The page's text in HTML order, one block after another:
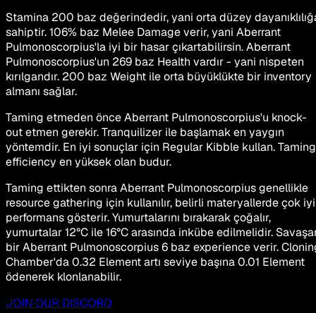
Stamina 200 baz değerindedir, yani orta düzey
sahiptir. 106% baz Melee Damage verir, yani Aberrant
Pulmonoscorpius'la iyi bir hasar çıkartabilirsin. Aberrant
Pulmonoscorpius'un 269 baz Health vardır - yani nispeten
kırılgandır. 200 baz Weight ile orta büyüklükte bir inventory
almanı sağlar.
Taming etmeden önce Aberrant Pulmonoscorpius'u knock-
out etmen gerekir. Tranquilizer ile başlamak en yaygın
yöntemdir. En iyi sonuçlar için Regular Kibble kullan. Taming
efficiency en yüksek olan budur.
Taming ettikten sonra Aberrant Pulmonoscorpius genellikle
resource gathering için kullanılır, belirli materyallerde çok iyi
performans gösterir. Yumurtalarını bırakarak çoğalır,
yumurtalar 12°C ile 16°C arasında inkübe edilmelidir.
bir Aberrant Pulmonoscorpius 6 baz experience verir.
Chamber'da 0.32 Element artı seviye başına 0.01 Element
ödenerek klonlanabilir.
JOIN OUR DISCORD